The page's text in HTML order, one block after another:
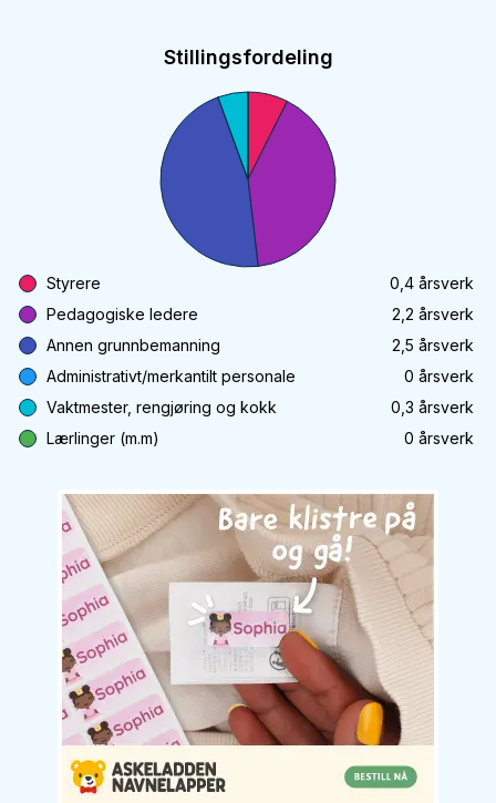
Stillingsfordeling
Styrere 0,4 årsverk
Pedagogiske ledere
2,2 årsverk
Annen grunnbemanning
2,5 årsverk
Administrativt/merkantilt personale
0 årsverk
Vaktmester, rengjøring og kokk
0,3 årsverk
Lærlinger (m.m)
0 årsverk